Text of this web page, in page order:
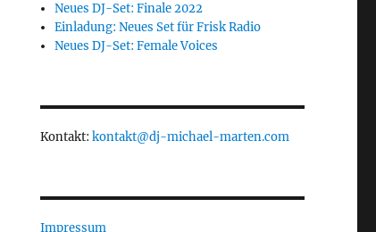
Neues DJ-Set: Finale 2022
Einladung: Neues Set für Frisk Radio
Neues DJ-Set: Female Voices
Kontakt: kontakt@dj-michael-marten.com
Impressum